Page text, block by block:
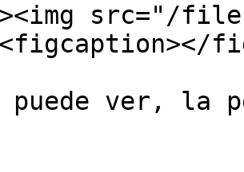
src="/files/
puede ver, la